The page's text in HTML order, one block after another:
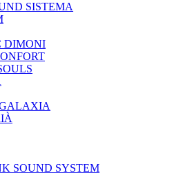
SISTEMA
DIMONI
SOUND SYSTEM